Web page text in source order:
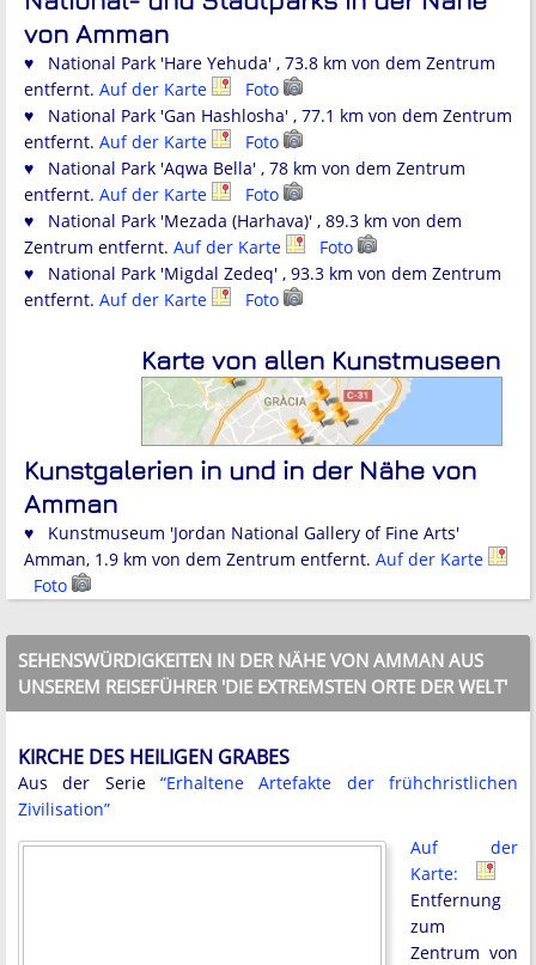
von Amman
♥ National Park 'Hare Yehuda' , 73.8 km von dem Zentrum
entfernt. Auf der Karte
Foto
♥ National Park 'Gan Hashlosha' , 77.1 km von dem Zentrum
entfernt. Auf der Karte
Foto
♥ National Park 'Aqwa Bella' , 78 km von dem Zentrum
entfernt. Auf der Karte
Foto
♥ National Park 'Mezada (Harhava)' , 89.3 km von dem
Zentrum entfernt. Auf der Karte
Foto
♥ National Park 'Migdal Zedeq' , 93.3 km von dem Zentrum
entfernt. Auf der Karte Foto
Karte von allen Kunstmuseen
Kunstgalerien in und in der Nähe von
Amman
♥ Kunstmuseum 'Jordan National Gallery of Fine Arts'
Amman, 1.9 km von dem Zentrum entfernt. Auf der Karte
Foto
SEHENSWÜRDIGKEITEN IN DER NÄHE VON AMMAN AUS
UNSEREM REISEFÜHRER 'DIE EXTREMSTEN ORTE DER WELT'
KIRCHE DES HEILIGEN GRABES
Aus der Serie “Erhaltene Artefakte der frühchristlichen
Zivilisation”
Auf der
Karte:
Entfernung
zum
Zentrum von